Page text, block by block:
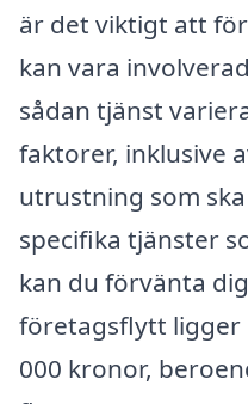
är det viktigt att
kan vara
sådan tjänst
faktorer, inklusive
utrustning som
specifika tjänster
kan du förvänta
företagsflytt ligger
000 kronor,